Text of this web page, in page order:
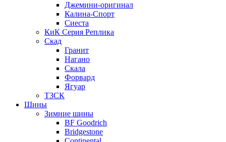
Джемини-оригинал
Калина-Спорт
Сиеста
КиК Серия Реплика
Скад
Гранит
Нагано
Скала
Форвард
Ягуар
ТЗСК
Шины
Зимние шины
BF Goodrich
Bridgestone